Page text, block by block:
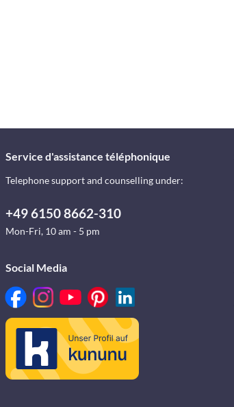
Service d'assistance téléphonique
Telephone support and counselling under:
+49 6150 8662-310
Mon-Fri, 10 am - 5 pm
Social Media